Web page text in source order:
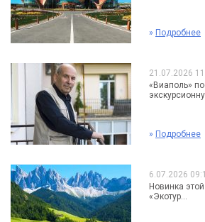
» Подробнее
21.07.2026
«Виаполь»
» Подробнее
6.07.2026
Новинка
«Экотур...